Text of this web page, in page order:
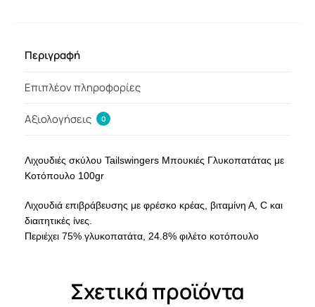
Περιγραφή
Επιπλέον πληροφορίες
Αξιολογήσεις 0
Λιχουδιές σκύλου Tailswingers Μπουκιές Γλυκοπατάτας με
Κοτόπουλο 100gr
Λιχουδιά επιβράβευσης με φρέσκο κρέας, βιταμίνη Α, C και
διαιτητικές ίνες.
Περιέχει 75% γλυκοπατάτα, 24.8% φιλέτο κοτόπουλο
Σχετικά προϊόντα